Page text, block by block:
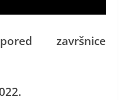
završnice